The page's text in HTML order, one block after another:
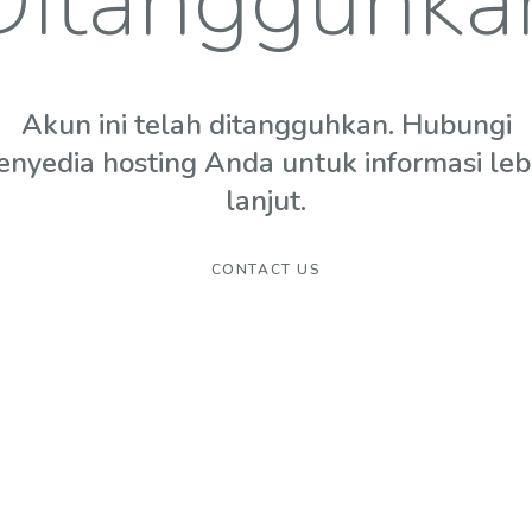
Akun ini telah ditangguhkan. Hubungi
hosting Anda untuk informasi
lanjut.
CONTACT US